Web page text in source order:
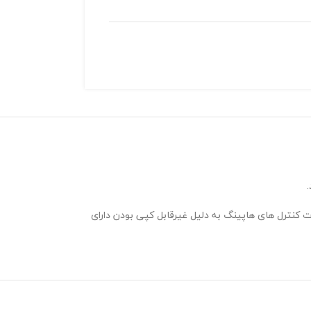
های هاپینگ به دلیل غیرقابل کپی بودن دارای